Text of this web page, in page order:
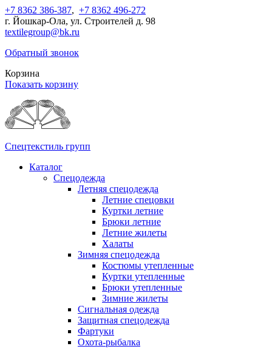
+7 8362 386-387, +7 8362 496-272
г. Йошкар-Ола, ул. Строителей д. 98
textilegroup@bk.ru
Обратный звонок
Корзина
Показать корзину
Спецтекстиль групп
Каталог
Спецодежда
Летняя спецодежда
Летние спецовки
Куртки летние
Брюки летние
Летние жилеты
Халаты
Зимняя спецодежда
Костюмы утепленные
Куртки утепленные
Брюки утепленные
Зимние жилеты
Сигнальная одежда
Защитная спецодежда
Фартуки
Охота-рыбалка